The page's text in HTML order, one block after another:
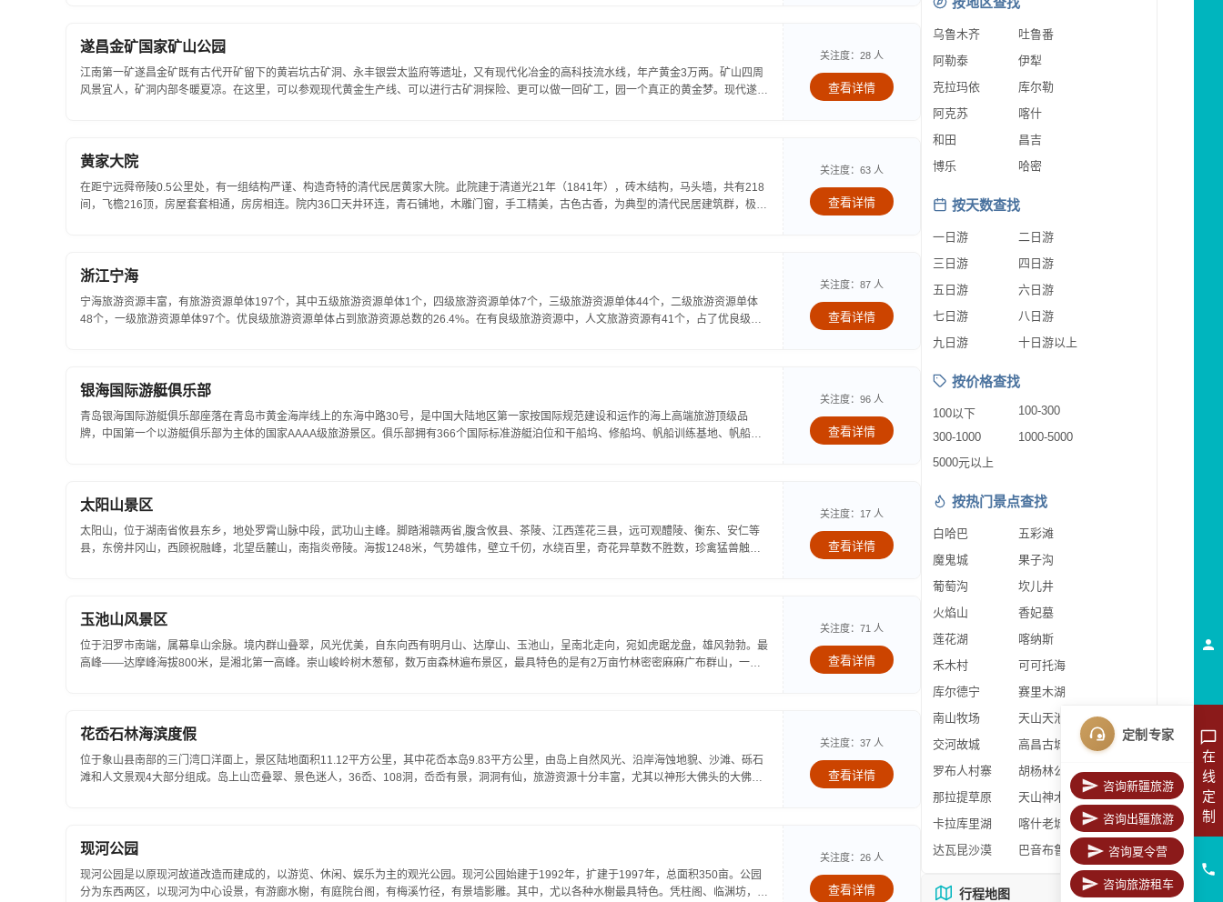
遂昌金矿国家矿山公园
江南第一矿遂昌金矿既有古代开矿留下的黄岩坑古矿洞、永丰银尝太监府等遗址，又有现代化冶金的高科技流水线，年产黄金3万两。矿山四周
风景宜人，矿洞内部冬暖夏凉。在这里，可以参观现代黄金生产线、可以进行古矿洞探险、更可以做一回矿工，园一个真正的黄金梦。现代遂昌
关注度：28 人
查看详情
黄家大院
在距宁远舜帝陵0.5公里处，有一组结构严谨、构造奇特的清代民居黄家大院。此院建于清道光21年（1841年），砖木结构，马头墙，共有218
间，飞檐216顶，房屋套套相通，房房相连。院内36口天井环连，青石铺地，木雕门窗，手工精美，古色古香，为典型的清代民居建筑群，极富
关注度：63 人
查看详情
浙江宁海
宁海旅游资源丰富，有旅游资源单体197个，其中五级旅游资源单体1个，四级旅游资源单体7个，三级旅游资源单体44个，二级旅游资源单体
48个，一级旅游资源单体97个。优良级旅游资源单体占到旅游资源总数的26.4%。在有良级旅游资源中，人文旅游资源有41个，占了优良级旅
关注度：87 人
查看详情
银海国际游艇俱乐部
青岛银海国际游艇俱乐部座落在青岛市黄金海岸线上的东海中路30号，是中国大陆地区第一家按国际规范建设和运作的海上高端旅游顶级品
牌，中国第一个以游艇俱乐部为主体的国家AAAA级旅游景区。俱乐部拥有366个国际标准游艇泊位和干船坞、修船坞、帆船训练基地、帆船下
关注度：96 人
查看详情
太阳山景区
太阳山，位于湖南省攸县东乡，地处罗霄山脉中段，武功山主峰。脚踏湘赣两省,腹含攸县、茶陵、江西莲花三县，远可观醴陵、衡东、安仁等
县，东傍井冈山，西顾祝融峰，北望岳麓山，南指炎帝陵。海拔1248米，气势雄伟，壁立千仞，水绕百里，奇花异草数不胜数，珍禽猛兽触目
关注度：17 人
查看详情
玉池山风景区
位于汨罗市南端，属幕阜山余脉。境内群山叠翠，风光优美，自东向西有明月山、达摩山、玉池山，呈南北走向，宛如虎踞龙盘，雄风勃勃。最
高峰——达摩峰海拔800米，是湘北第一高峰。崇山峻岭树木葱郁，数万亩森林遍布景区，最具特色的是有2万亩竹林密密麻麻广布群山，一年
关注度：71 人
查看详情
花岙石林海滨度假
位于象山县南部的三门湾口洋面上，景区陆地面积11.12平方公里，其中花岙本岛9.83平方公里，由岛上自然风光、沿岸海蚀地貌、沙滩、砾石
滩和人文景观4大部分组成。岛上山峦叠翠、景色迷人，36岙、108洞，岙岙有景，洞洞有仙，旅游资源十分丰富，尤其以神形大佛头的大佛
关注度：37 人
查看详情
现河公园
现河公园是以原现河故道改造而建成的，以游览、休闲、娱乐为主的观光公园。现河公园始建于1992年，扩建于1997年，总面积350亩。公园
分为东西两区，以现河为中心设景，有游廊水榭，有庭院台阁，有梅溪竹径，有景墙影雕。其中，尤以各种水榭最具特色。凭柱阁、临渊坊，倚
关注度：26 人
查看详情
乌鲁木齐
吐鲁番
阿勒泰
伊犁
克拉玛依
库尔勒
阿克苏
喀什
和田
昌吉
博乐
哈密
按天数查找
一日游
二日游
三日游
四日游
五日游
六日游
七日游
八日游
九日游
十日游以上
按价格查找
100以下
100-300
300-1000
1000-5000
5000元以上
按热门景点查找
白哈巴
五彩滩
魔鬼城
果子沟
葡萄沟
坎儿井
火焰山
香妃墓
莲花湖
喀纳斯
禾木村
可可托海
库尔德宁
赛里木湖
南山牧场
天山天池
交河故城
高昌古城
罗布人村寨
胡杨林公园
那拉提草原
天山神木园
卡拉库里湖
喀什老城区
达瓦昆沙漠
巴音布鲁克
行程地图 更多地图
在
线
定
制
定制专家
咨询新疆旅游
咨询出疆旅游
咨询夏令营
咨询旅游租车